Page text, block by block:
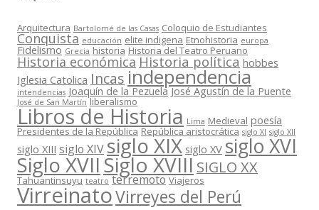
Arquitectura Bartolomé de las Casas Coloquio de Estudiantes
Conquista educación elite indigena Etnohistoria europa
Fidelismo Grecia historia Historia del Teatro Peruano
Historia económica Historia política hobbes
Iglesia Catolica Incasindependencia
intendencias Joaquín de la Pezuela José Agustín de la Puente
José de San Martín liberalismo
Libros de Historia Lima Medieval poesía
Presidentes de la República República aristocrática siglo XI siglo XII
siglo XIII siglo XIV siglo XIX siglo XV siglo XVI
Siglo XVIISiglo XVIIISIGLO XX
Tahuantinsuyu teatro terremoto Viajeros
VirreinatoVirreyes del Perú